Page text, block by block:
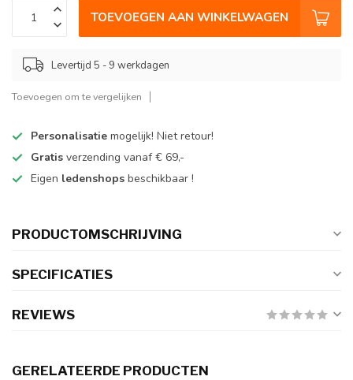
TOEVOEGEN AAN WINKELWAGEN
Levertijd 5 - 9 werkdagen
Toevoegen om te vergelijken
Personalisatie mogelijk! Niet retour!
Gratis verzending vanaf € 69,-
Eigen ledenshops beschikbaar !
PRODUCTOMSCHRIJVING
SPECIFICATIES
REVIEWS
GERELATEERDE PRODUCTEN